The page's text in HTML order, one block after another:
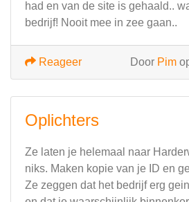
had en van de site is gehaald..
bedrijf! Nooit mee in zee gaan..
Door Pim
Reageer
Oplichters
Ze laten je helemaal naar
niks. Maken kopie van je ID en
Ze zeggen dat het bedrijf erg